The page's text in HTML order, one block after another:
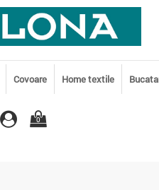
Covoare Home textile
0